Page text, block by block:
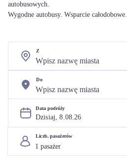
autobusowych.
Wygodne autobusy. Wsparcie całodobowe.
Z
Do
Data podróży
Dzisiaj, 8.08.26
Liczb. pasażerów